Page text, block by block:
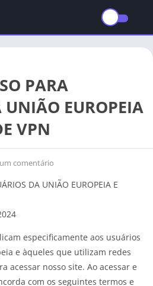
PARA
UNIÃO EUROPEIA
VPN
comentário
DA UNIÃO EUROPEIA E
especificamente aos usuários
e àqueles que utilizam redes
acessar nosso site. Ao acessar e
com os seguintes termos e